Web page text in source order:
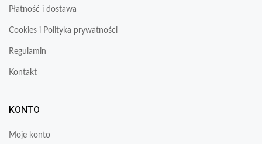
Płatność i dostawa
Cookies i Polityka prywatności
Regulamin
Kontakt
KONTO
Moje konto